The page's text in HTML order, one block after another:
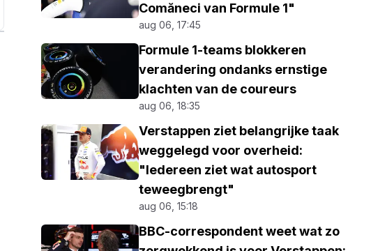
Comăneci van Formule 1"
aug 06, 17:45
Formule 1-teams blokkeren
verandering ondanks ernstige
klachten van de coureurs
aug 06, 18:35
Verstappen ziet belangrijke taak
weggelegd voor overheid:
"Iedereen ziet wat autosport
teweegbrengt"
aug 06, 15:18
BBC-correspondent weet wat zo